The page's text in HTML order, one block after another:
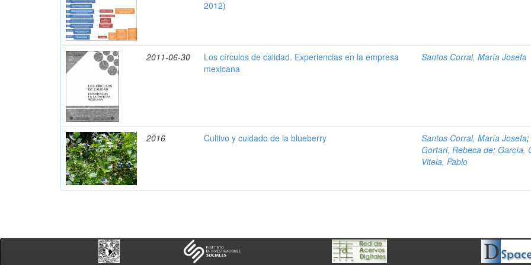
2012)
2011-06-30
Los círculos de calidad. Experiencias en la empresa
mexicana
Santos Corral, María Josefa
2016 Cultivo y cuidado de la blueberry Santos Corral, María Josefa;
Gortari, Rebeca de; García,
Vitela, Pablo